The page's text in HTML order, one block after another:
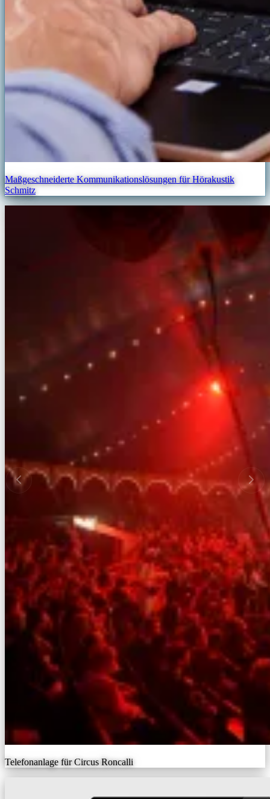
Maßgeschneiderte Kommunikationslösungen für Hörakustik
Schmitz
Telefonanlage für Circus Roncalli